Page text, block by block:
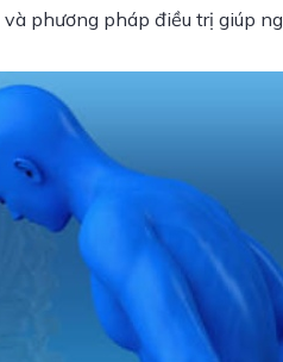
phương pháp điều trị giúp